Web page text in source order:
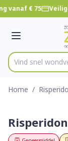
Ga naar de
1 van 1
vanaf € 75
Menu
Product, merk,
Vind snel
Home /